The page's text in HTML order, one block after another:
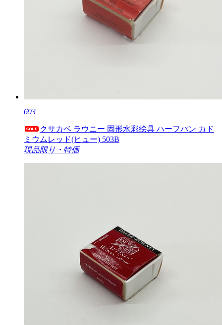
693
クサカベ ラウニー 固形水彩絵具 ハーフパン カド
ミウムレッド(ヒュー) 503B
現品限り・特価